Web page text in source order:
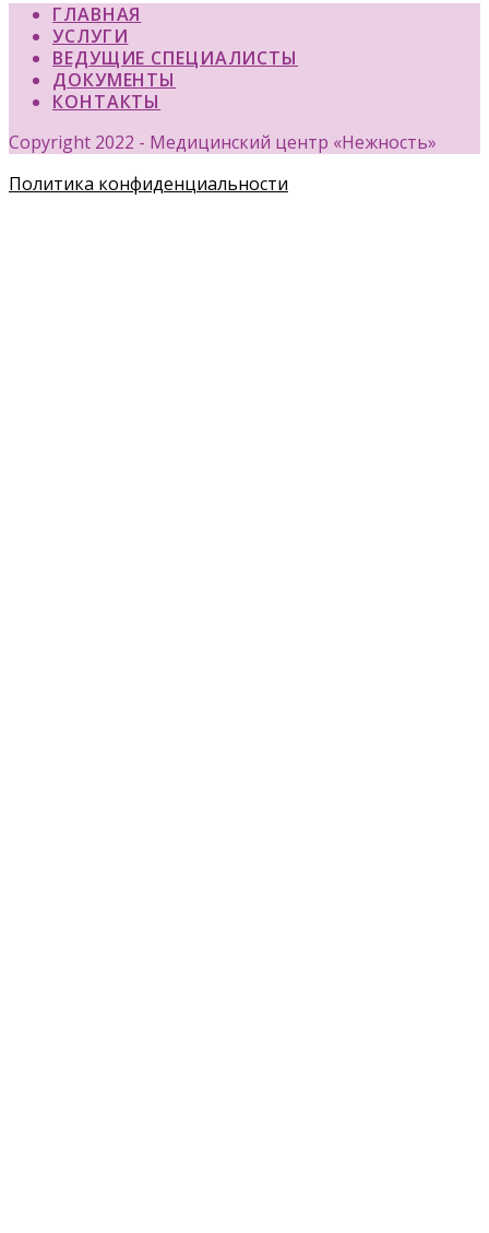
ГЛАВНАЯ
УСЛУГИ
ВЕДУЩИЕ СПЕЦИАЛИСТЫ
ДОКУМЕНТЫ
КОНТАКТЫ
Copyright 2022 - Медицинский центр «Нежность»
Политика конфиденциальности